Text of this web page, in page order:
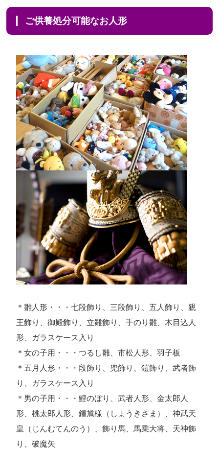
ご供養処分可能なお人形
＊雛人形・・・七段飾り、三段飾り、五人飾り、親
王飾り、御殿飾り、立雛飾り、手のり雛、木目込人
形、ガラスケース入り
＊女の子用・・・つるし雛、市松人形、羽子板
＊五月人形・・・段飾り、兜飾り、鎧飾り、武者飾
り、ガラスケース入り
＊男の子用・・・鯉のぼり、武者人形、金太郎人
形、桃太郎人形、鍾馗様（しょうきさま）、神武天
皇（じんむてんのう）、飾り馬、馬乗大将、天神飾
り、破魔矢